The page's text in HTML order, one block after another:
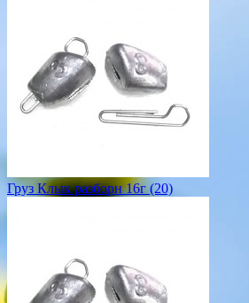
Груз Клык разборн 16г (20)